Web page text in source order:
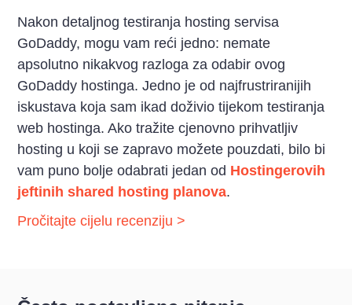
Nakon detaljnog testiranja hosting servisa
GoDaddy, mogu vam reći jedno: nemate
apsolutno nikakvog razloga za odabir ovog
GoDaddy hostinga. Jedno je od najfrustriranijih
iskustava koja sam ikad doživio tijekom testiranja
web hostinga. Ako tražite cjenovno prihvatljiv
hosting u koji se zapravo možete pouzdati, bilo bi
vam puno bolje odabrati jedan od Hostingerovih
jeftinih shared hosting planova.
Pročitajte cijelu recenziju >